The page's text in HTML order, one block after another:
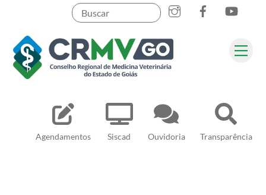
content
Agendamentos Siscad Ouvidoria Transparência
Pesquisar